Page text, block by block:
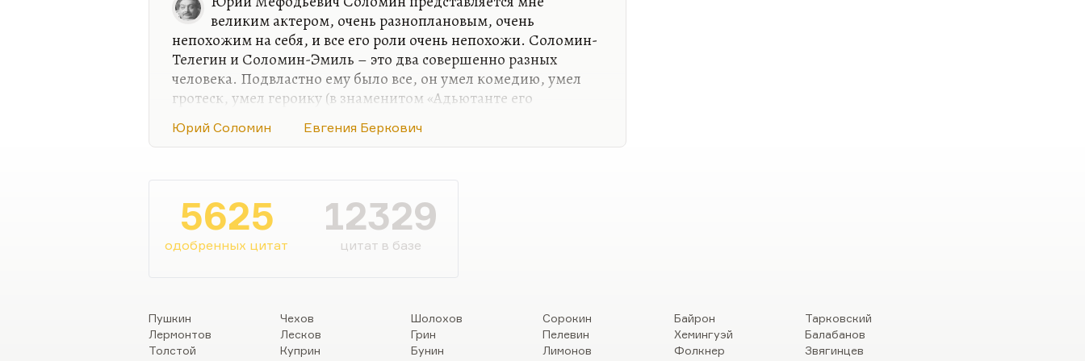
великим актером, очень разноплановым, очень
непохожим на себя, и все его роли очень непохожи. Соломин-
Телегин и Соломин-Эмиль – это два совершенно разных
человека. Подвластно ему было все, он умел комедию, умел
гротеск, умел героику (в знаменитом «Адьютанте его
разноплановый, сложный актер. Кстати говоря, когда он играл
видел этот спектакль. И он производил впечатление очень
там замечательно. Я просто его голосом помню:
под ложку берегитесь бить друг…
Юрий Соломин Евгения Беркович
5625
одобренных цитат
12329
цитат в базе
Пушкин
Лермонтов
Толстой
Чехов
Лесков
Куприн
Шолохов
Грин
Бунин
Сорокин
Пелевин
Лимонов
Байрон
Хемингуэй
Фолкнер
Тарковский
Балабанов
Звягинцев